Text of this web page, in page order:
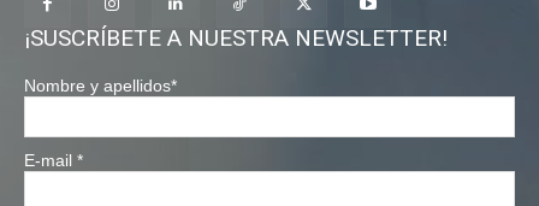
¡SUSCRÍBETE A NUESTRA NEWSLETTER!
Nombre y apellidos*
E-mail *